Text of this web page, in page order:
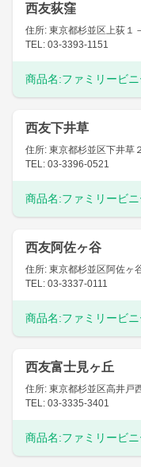
西友荻窪
住所: 東京都杉並区上荻１
TEL: 03-3393-1151
商品名:ファミリービ
西友下井草
住所: 東京都杉並区下井草
TEL: 03-3396-0521
商品名:ファミリービ
西友阿佐ヶ谷
住所: 東京都杉並区阿佐ヶ
TEL: 03-3337-0111
商品名:ファミリービ
西友富士見ヶ丘
住所: 東京都杉並区高井戸
TEL: 03-3335-3401
商品名:ファミリービ